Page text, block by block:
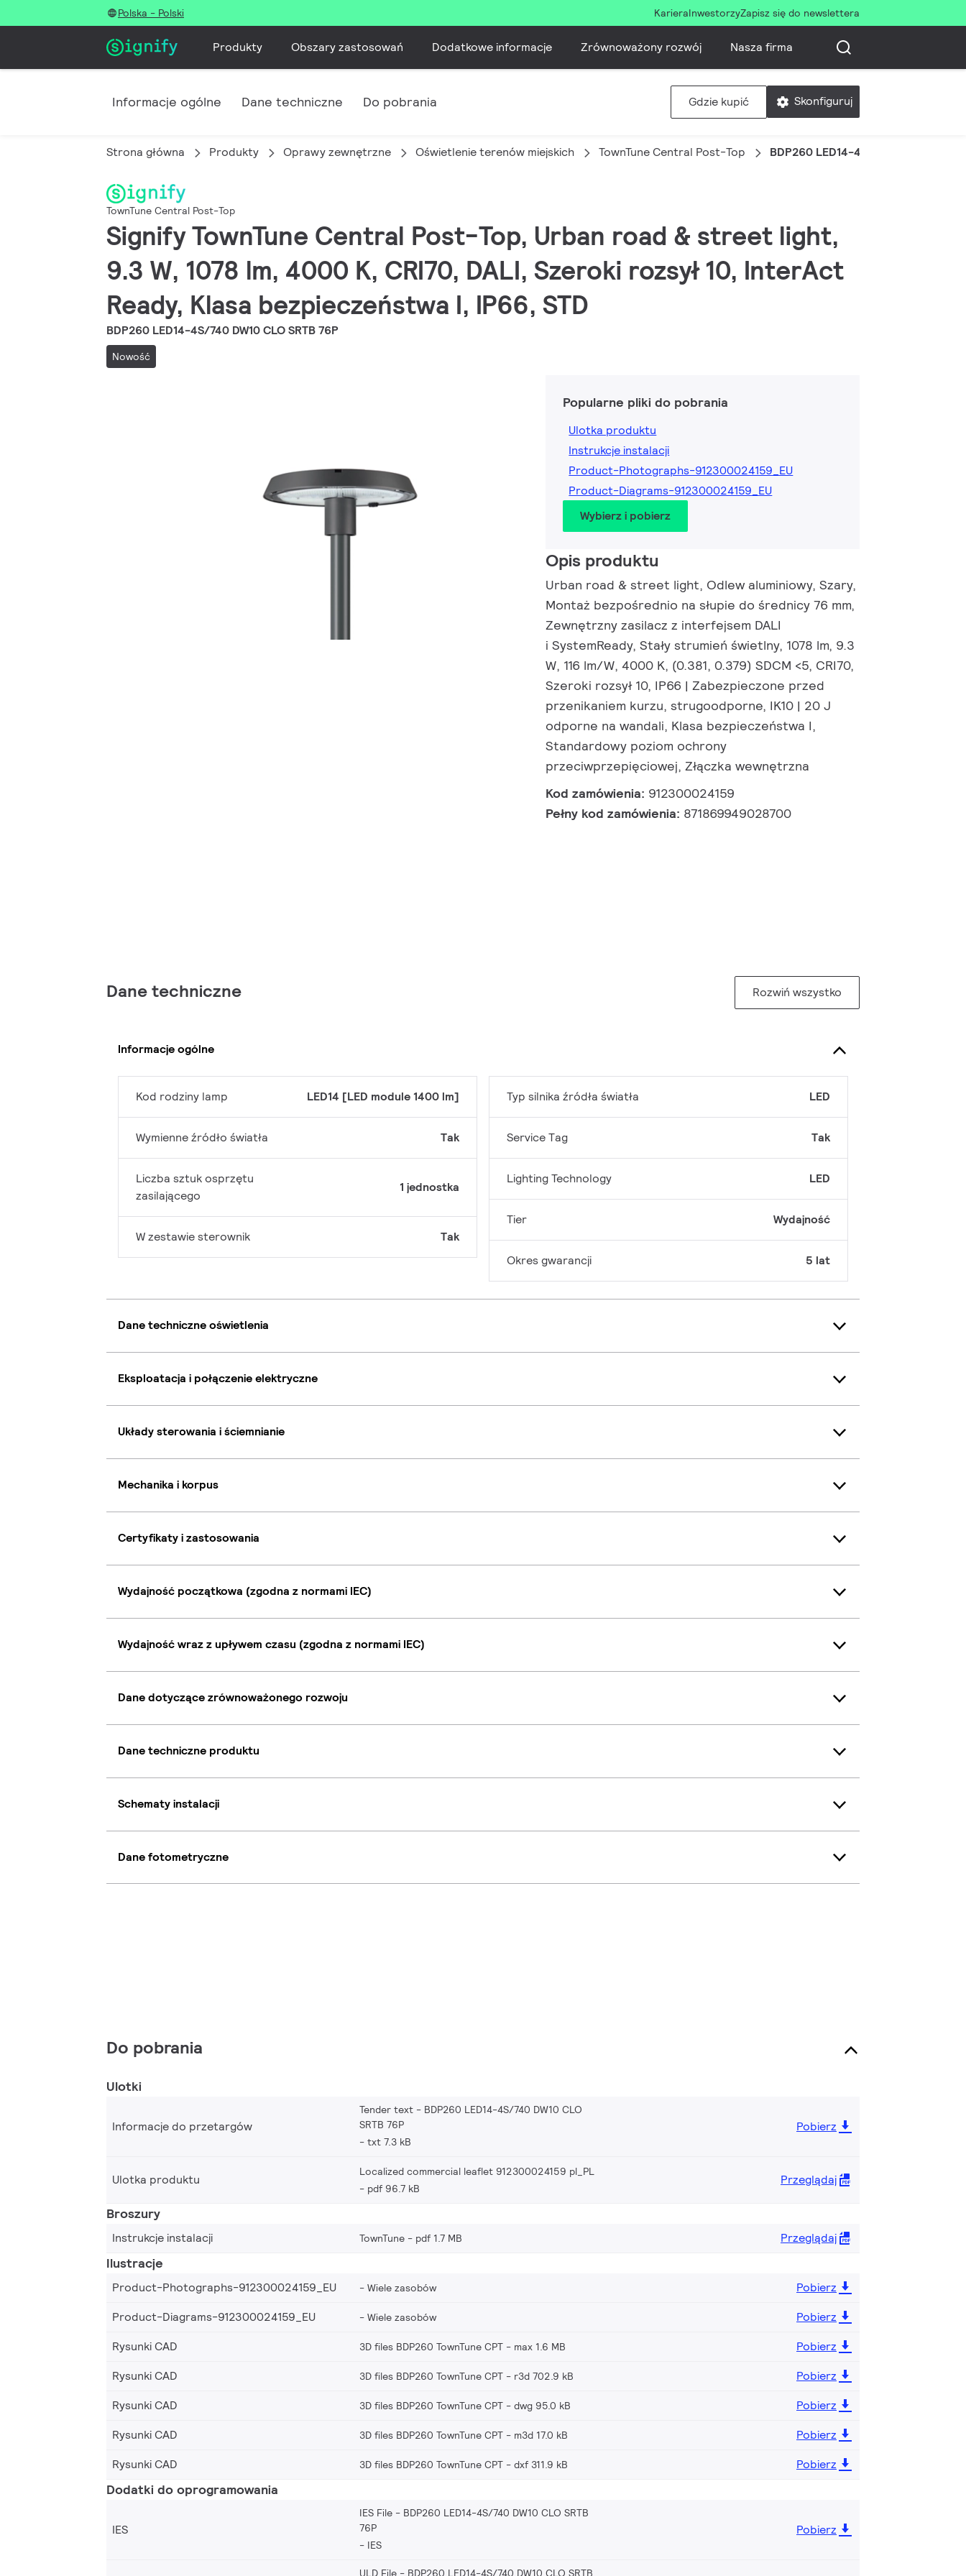
Polska - Polski KarieraInwestorzyZapisz się do newslettera
Produkty Obszary zastosowań Dodatkowe informacje Zrównoważony rozwój Nasza firma
Informacje ogólne Dane techniczne Do pobrania Gdzie kupić Skonfiguruj
Strona główna Produkty Oprawy zewnętrzne Oświetlenie terenów miejskich TownTune Central Post-Top BDP260 LED14-4S/740 DW10 CLO
TownTune Central Post-Top
Signify TownTune Central Post-Top, Urban road & street light,
9.3 W, 1078 lm, 4000 K, CRI70, DALI, Szeroki rozsył 10, InterAct
Ready, Klasa bezpieczeństwa I, IP66, STD
BDP260 LED14-4S/740 DW10 CLO SRTB 76P
Nowość
Popularne pliki do pobrania
Ulotka produktu
Instrukcje instalacji
Product-Photographs-912300024159_EU
Product-Diagrams-912300024159_EU
Wybierz i pobierz
Opis produktu
Urban road & street light, Odlew aluminiowy, Szary,
Montaż bezpośrednio na słupie do średnicy 76 mm,
Zewnętrzny zasilacz z interfejsem DALI
i SystemReady, Stały strumień świetlny, 1078 lm, 9.3
W, 116 lm/W, 4000 K, (0.381, 0.379) SDCM <5, CRI70,
Szeroki rozsył 10, IP66 | Zabezpieczone przed
przenikaniem kurzu, strugoodporne, IK10 | 20 J
odporne na wandali, Klasa bezpieczeństwa I,
Standardowy poziom ochrony
przeciwprzepięciowej, Złączka wewnętrzna
Kod zamówienia: 912300024159
Pełny kod zamówienia: 871869949028700
Dane techniczne Rozwiń wszystko
Informacje ogólne
Kod rodziny lamp LED14 [LED module 1400 lm]
Wymienne źródło światła Tak
Liczba sztuk osprzętu
zasilającego
1 jednostka
W zestawie sterownik Tak
Typ silnika źródła światła LED
Service Tag Tak
Lighting Technology LED
Tier Wydajność
Okres gwarancji 5 lat
Dane techniczne oświetlenia
Eksploatacja i połączenie elektryczne
Układy sterowania i ściemnianie
Mechanika i korpus
Certyfikaty i zastosowania
Wydajność początkowa (zgodna z normami IEC)
Wydajność wraz z upływem czasu (zgodna z normami IEC)
Dane dotyczące zrównoważonego rozwoju
Dane techniczne produktu
Schematy instalacji
Dane fotometryczne
Do pobrania
Ulotki
Informacje do przetargów
Tender text - BDP260 LED14-4S/740 DW10 CLO
SRTB 76P
txt 7.3 kB
Pobierz
Ulotka produktu
Localized commercial leaflet 912300024159 pl_PL
pdf 96.7 kB
Przeglądaj
Broszury
Instrukcje instalacji TownTune pdf 1.7 MB Przeglądaj
Ilustracje
Product-Photographs-912300024159_EU Wiele zasobów
Pobierz
Product-Diagrams-912300024159_EU
Wiele zasobów
Pobierz
Rysunki CAD
3D files BDP260 TownTune CPT max 1.6 MB
Pobierz
Rysunki CAD
3D files BDP260 TownTune CPT r3d 702.9 kB
Pobierz
Rysunki CAD
3D files BDP260 TownTune CPT dwg 95.0 kB
Pobierz
Rysunki CAD
3D files BDP260 TownTune CPT m3d 17.0 kB
Pobierz
Rysunki CAD
3D files BDP260 TownTune CPT dxf 311.9 kB Pobierz
Dodatki do oprogramowania
IES
IES File - BDP260 LED14-4S/740 DW10 CLO SRTB
76P
IES
Pobierz